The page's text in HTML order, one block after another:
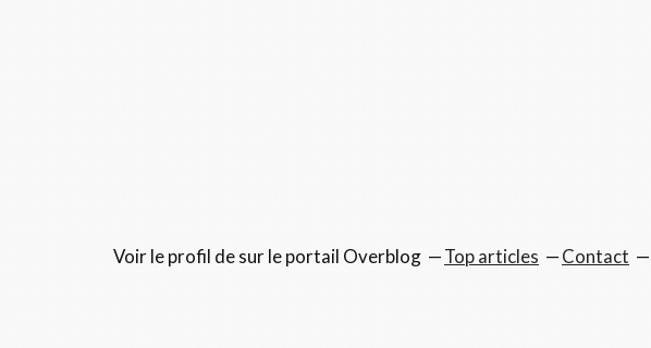
Voir le profil desur le portail Overblog Top articles Contact